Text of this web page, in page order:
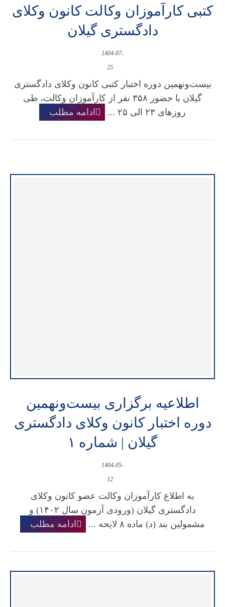
کتبی کارآموزان وکالت کانون وکلای
دادگستری گیلان
1404-07-
25
بیست‌ونهمین دوره اختبار کتبی کانون وکلای دادگستری
گیلان با حضور ۳۵۸ نفر از کارآموزان وکالت، طی
روزهای ۲۳ الی ۲۵ ...
ادامه مطلب
اطلاعیه برگزاری بیست‌ونهمین
دوره اختبار کانون وکلای دادگستری
گیلان | شماره ۱
1404-05-
12
به اطلاع کارآموزان وکالت عضو کانون وکلای
دادگستری گیلان (ورودی آزمون سال ۱۴۰۲) و
مشمولین بند (د) ماده ۸ لایحه ...
ادامه مطلب